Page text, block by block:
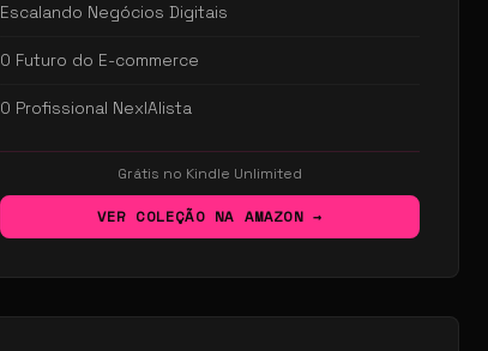
Escalando Negócios Digitais
O Futuro do E-commerce
O Profissional NexIAlista
Grátis no Kindle Unlimited
VER COLEÇÃO NA AMAZON →